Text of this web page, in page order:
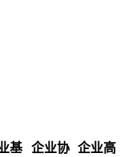
基 企业协 企业高